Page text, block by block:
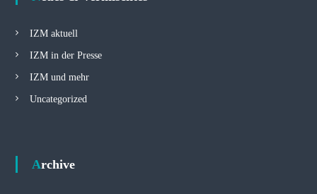
IZM aktuell
IZM in der Presse
IZM und mehr
Uncategorized
Archive